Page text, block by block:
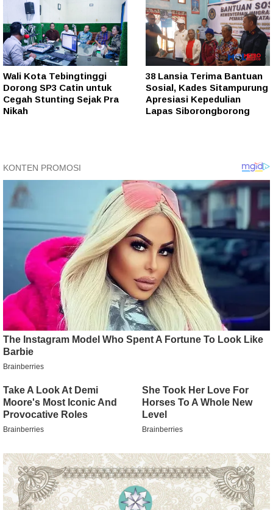
Wali Kota Tebingtinggi
Dorong SP3 Catin untuk
Cegah Stunting Sejak Pra
Nikah
38 Lansia Terima Bantuan
Sosial, Kades Sitampurung
Apresiasi Kepedulian
Lapas Siborongborong